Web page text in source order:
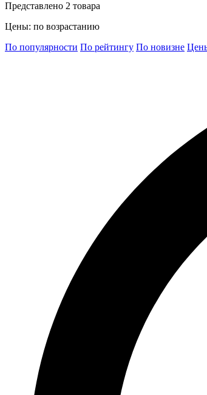
Представлено 2 товара
Цены: по возрастанию
По популярности По рейтингу По новизне